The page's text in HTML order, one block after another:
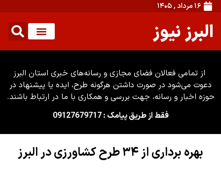
۱۶ مرداد , ۱۴۰۵
البرز نیوز
از تمامی فعالان فضای مجازی و رسانه‌های خبری استان البرز
دعوت می‌شود در صورت داشتن هرگونه طرح، ایده یا پیشنهاد در
حوزه اخبار و رسانه، جهت بررسی و همکاری با ما در ارتباط باشند.
فقط از طریق پیامک : 09127679717
بهره برداری از ۳۴ طرح کشاورزی در البرز